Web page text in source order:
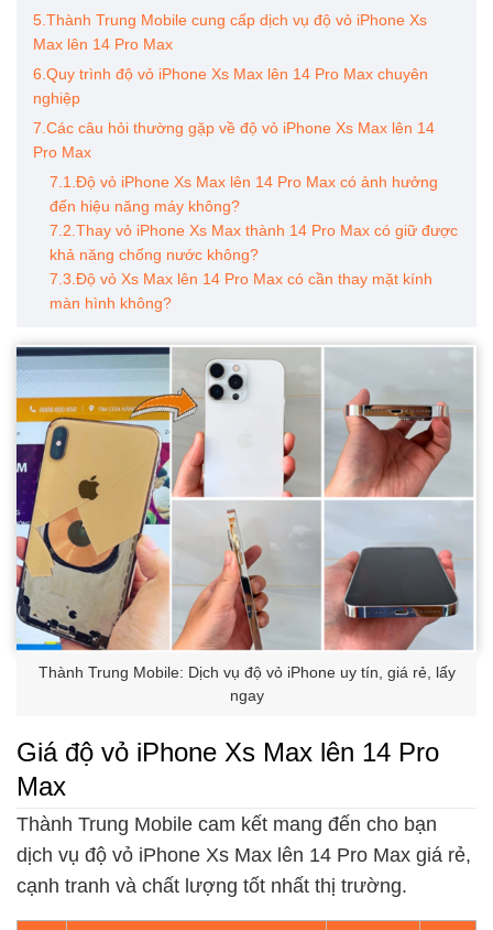
5.Thành Trung Mobile cung cấp dịch vụ độ vỏ iPhone Xs
Max lên 14 Pro Max
6.Quy trình độ vỏ iPhone Xs Max lên 14 Pro Max chuyên
nghiệp
7.Các câu hỏi thường gặp về độ vỏ iPhone Xs Max lên 14
Pro Max
7.1.Độ vỏ iPhone Xs Max lên 14 Pro Max có ảnh hưởng
đến hiệu năng máy không?
7.2.Thay vỏ iPhone Xs Max thành 14 Pro Max có giữ được
khả năng chống nước không?
7.3.Độ vỏ Xs Max lên 14 Pro Max có cần thay mặt kính
màn hình không?
Thành Trung Mobile: Dịch vụ độ vỏ iPhone uy tín, giá rẻ, lấy
ngay
Giá độ vỏ iPhone Xs Max lên 14 Pro
Max
Thành Trung Mobile cam kết mang đến cho bạn
dịch vụ độ vỏ iPhone Xs Max lên 14 Pro Max giá rẻ,
cạnh tranh và chất lượng tốt nhất thị trường.